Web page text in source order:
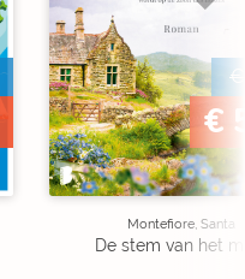
€
€
Montefiore, Santa
De stem van het